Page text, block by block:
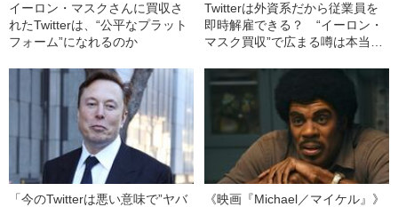
イーロン・マスクさんに買収さ
れたTwitterは、“公平なプラット
フォーム”になれるのか
Twitterは外資系だから従業員を
即時解雇できる？ “イーロン・
マスク買収”で広まる噂は本当な
「今のTwitterは悪い意味で”ヤバ
《映画『Michael／マイケル』》